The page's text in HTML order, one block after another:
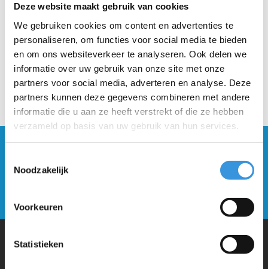
Deze website maakt gebruik van cookies
We gebruiken cookies om content en advertenties te
personaliseren, om functies voor social media te bieden
en om ons websiteverkeer te analyseren. Ook delen we
informatie over uw gebruik van onze site met onze
partners voor social media, adverteren en analyse. Deze
partners kunnen deze gegevens combineren met andere
informatie die u aan ze heeft verstrekt of die ze hebben
verzameld op basis van uw gebruik van hun services.
Noodzakelijk
Voorkeuren
Statistieken
nieuwsbrief